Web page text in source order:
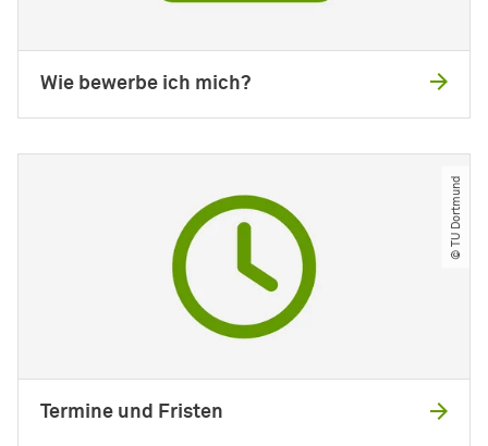
Wie bewerbe ich mich?
© TU Dortmund
Termine und Fristen